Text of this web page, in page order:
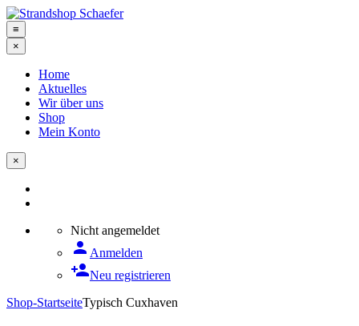
≡
×
Home
Aktuelles
Wir über uns
Shop
Mein Konto
×
Nicht angemeldet
person Anmelden
person_addNeu registrieren
Shop-StartseiteTypisch Cuxhaven